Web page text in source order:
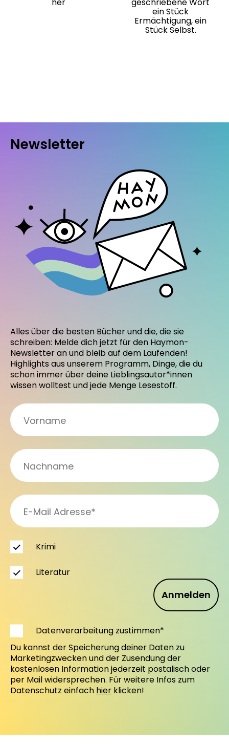
ein Stück
Ermächtigung, ein
Stück Selbst.
Newsletter
Alles über die besten Bücher und die, die sie
schreiben: Melde dich jetzt für den Haymon-
Newsletter an und bleib auf dem Laufenden!
Highlights aus unserem Programm, Dinge, die du
schon immer über deine Lieblingsautor*innen
wissen wolltest und jede Menge Lesestoff.
Anmelden
Krimi
Literatur
Datenverarbeitung zustimmen*
Du kannst der Speicherung deiner Daten zu
Marketingzwecken und der Zusendung der
kostenlosen Information jederzeit postalisch oder
per Mail widersprechen. Für weitere Infos zum
Datenschutz einfach hier klicken!